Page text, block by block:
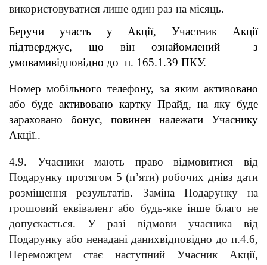
використовуватися лише один раз на місяць.
Беручи участь у Акції, Участник Акції
підтверджує, що він ознайомлений  з
умовамивідповідно до  п. 165.1.39 ПКУ.
Номер мобільного телефону, за яким активовано
або буде активовано картку Прайд, на яку буде
зараховано бонус, повинен належати Учаснику
Акції..
4.9. Учасники мають право відмовитися від
Подарунку протягом 5 (п’яти) робочих днівз дати
розміщення результатів. Заміна Подарунку на
грошовий еквівалент або будь-яке інше благо не
допускається. У разі відмови учасника від
Подарунку або ненадані данихвідповідно до п.4.6,
Переможцем стає наступний Учасник Акції,